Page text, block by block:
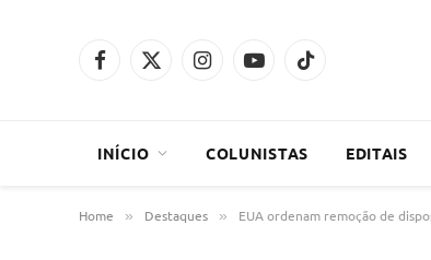
Facebook
X
InstagramYouTubeTikTok
INÍCIO COLUNISTAS EDITAIS
Home » Destaques » EUA ordenam remoção de